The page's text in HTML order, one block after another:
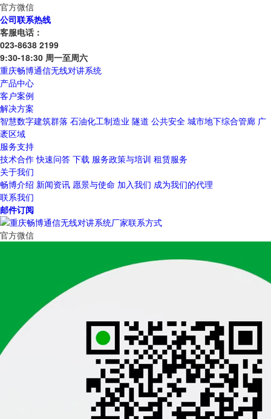
官方微信
公司联系热线
客服电话：
023-8638 2199
9:30-18:30 周一至周六
重庆畅博通信无线对讲系统
产品中心
客户案例
解决方案
智慧数字建筑群落 石油化工制造业 隧道 公共安全 城市地下综合管廊 广
袤区域
服务支持
技术合作 快速问答 下载 服务政策与培训 租赁服务
关于我们
畅博介绍 新闻资讯 愿景与使命 加入我们 成为我们的代理
联系我们
邮件订阅
官方微信